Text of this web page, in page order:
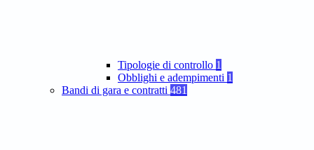
Tipologie di controllo 1
Obblighi e adempimenti 1
Bandi di gara e contratti 481